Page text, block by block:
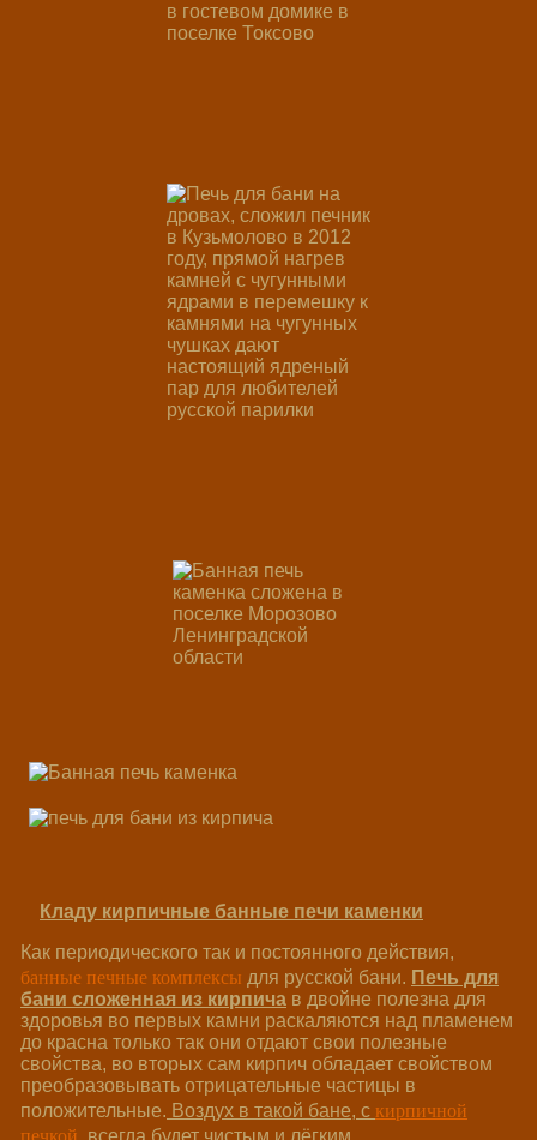
Кладу кирпичные банные печи каменки
Как периодического так и постоянного действия,
банные печные комплексы для русской бани. Печь для
бани сложенная из кирпича в двойне полезна для
здоровья во первых камни раскаляются над пламенем
до красна только так они отдают свои полезные
свойства, во вторых сам кирпич обладает свойством
преобразовывать отрицательные частицы в
положительные. Воздух в такой бане, с кирпичной
печкой всегда будет чистым и лёгким.